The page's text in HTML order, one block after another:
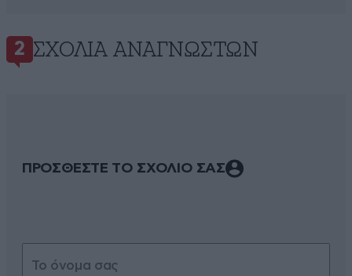
2 ΣΧΌΛΙΑ ΑΝΑΓΝΩΣΤΏΝ
ΠΡΟΣΘΕΣΤΕ ΤΟ ΣΧΟΛΙΟ ΣΑΣ